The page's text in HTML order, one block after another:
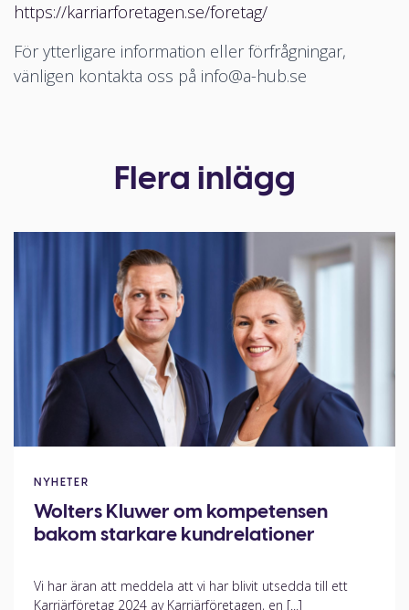
https://karriarforetagen.se/foretag/
För ytterligare information eller förfrågningar,
vänligen kontakta oss på info@a-hub.se
Flera inlägg
NYHETER
Wolters Kluwer om kompetensen
bakom starkare kundrelationer
Vi har äran att meddela att vi har blivit utsedda till ett
Karriärföretag 2024 av Karriärföretagen, en [...]